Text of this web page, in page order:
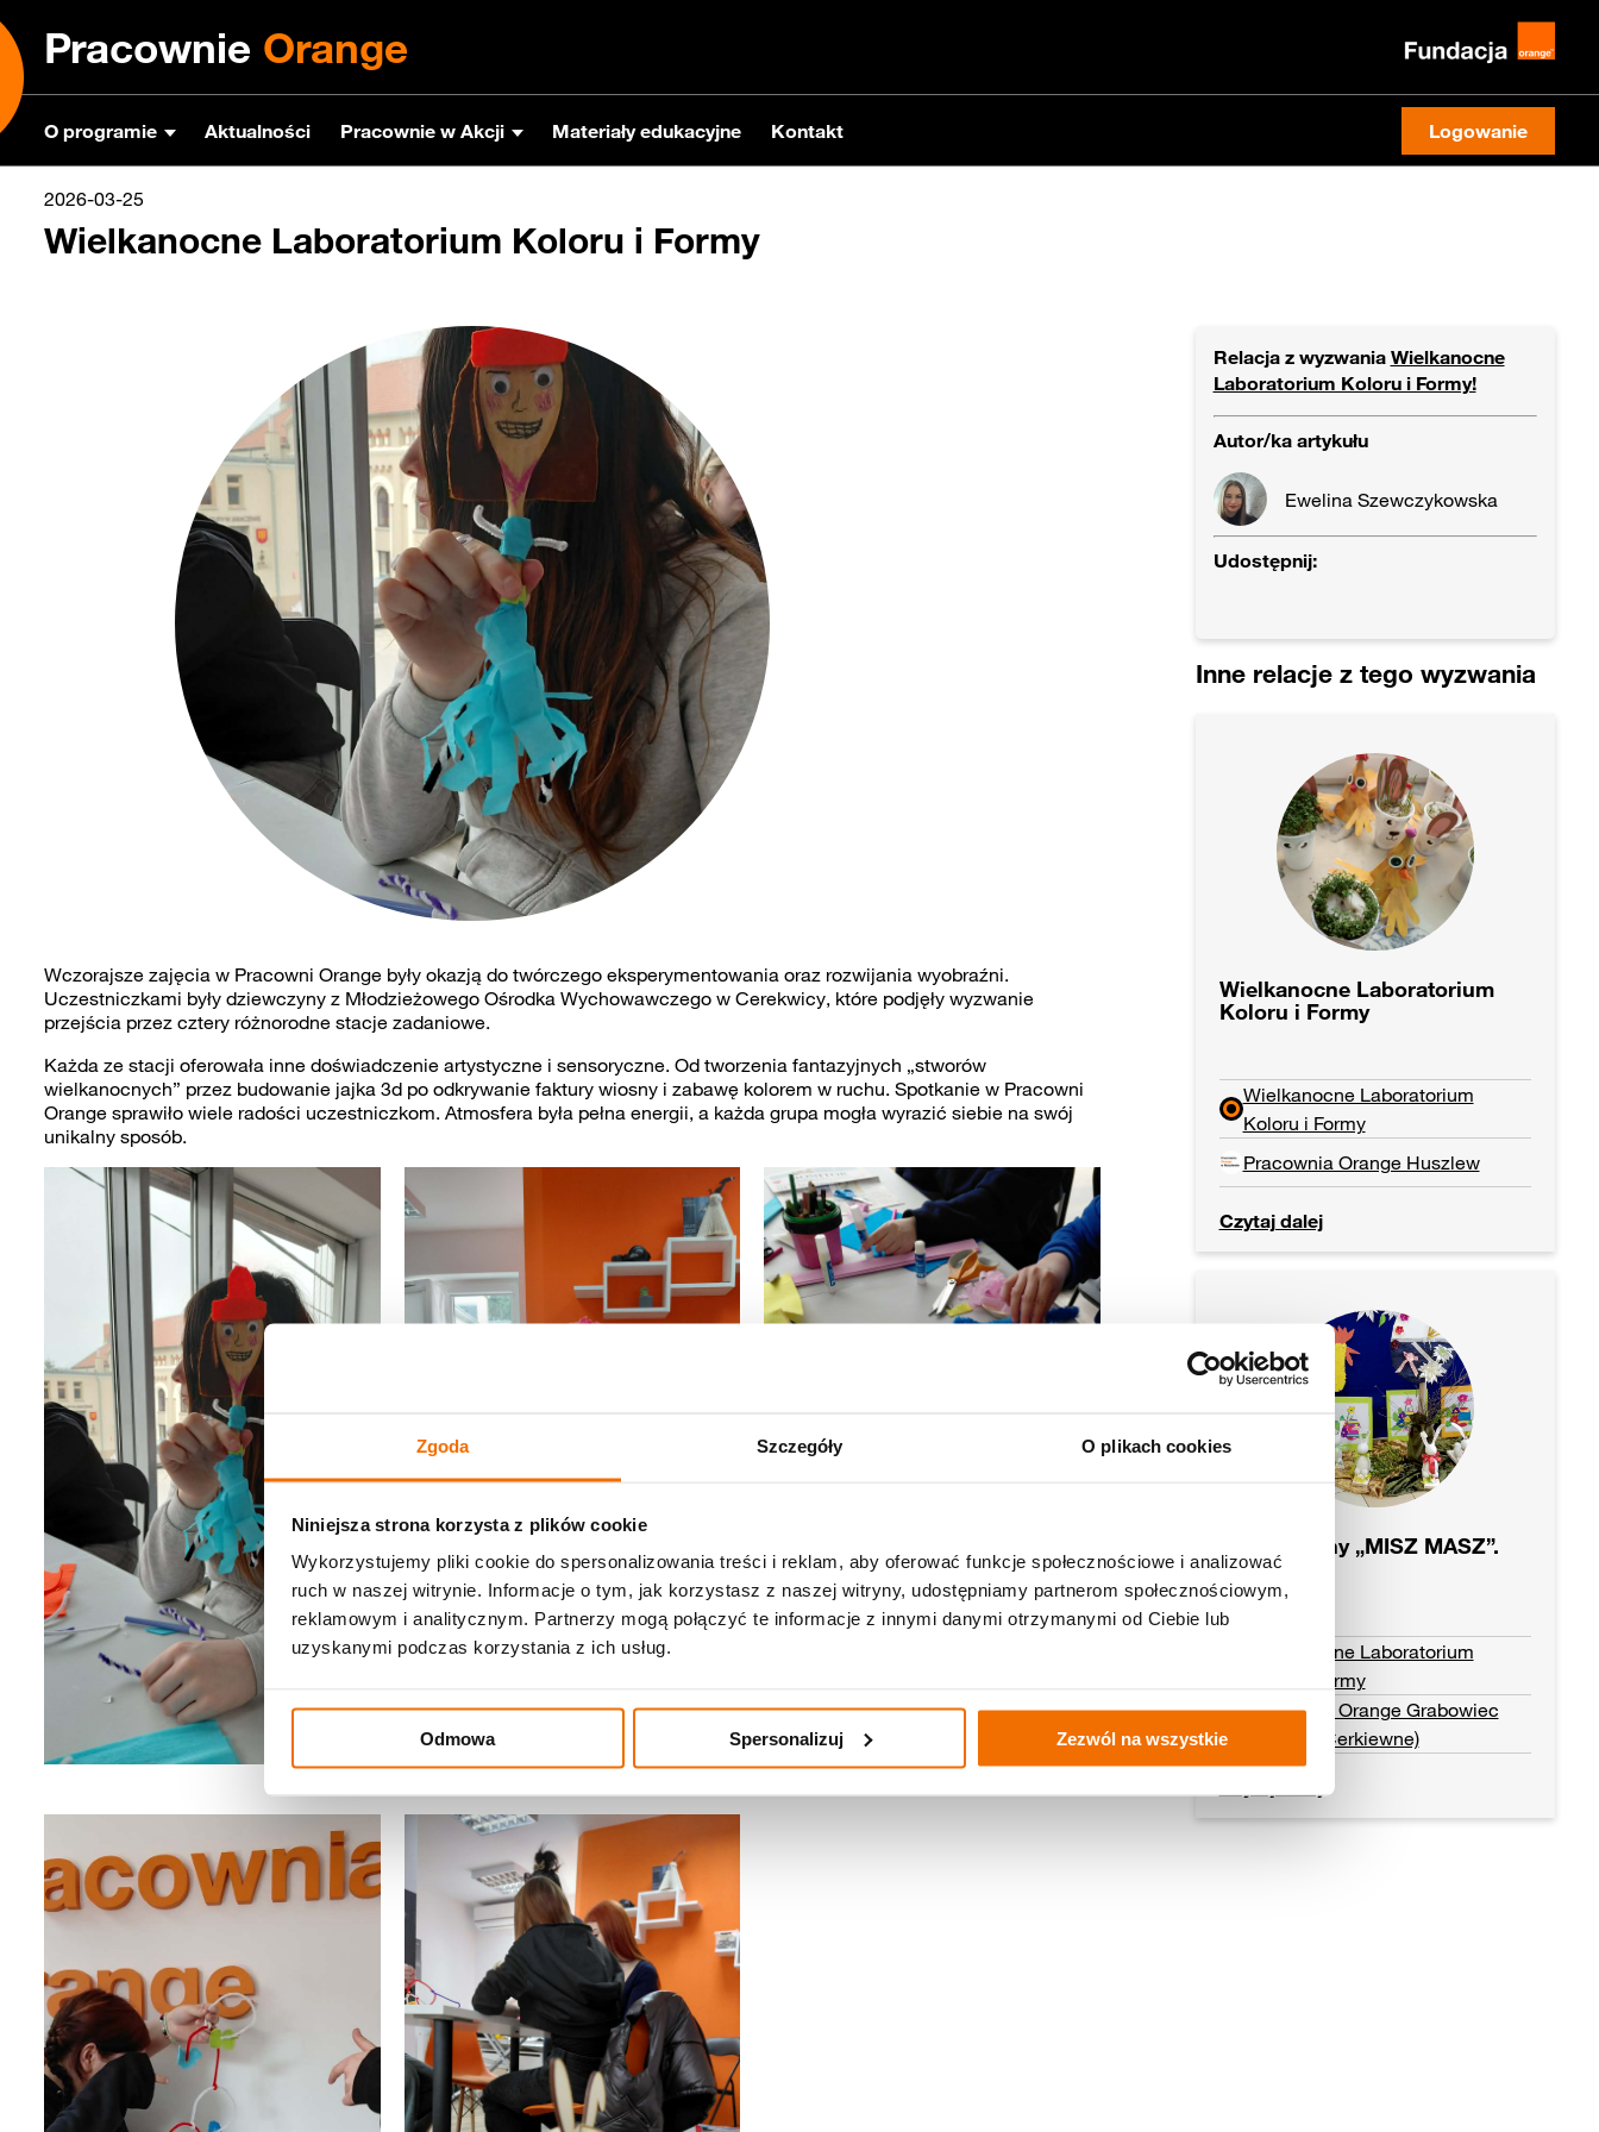
Zgoda Szczegóły O plikach cookies
Niniejsza strona korzysta z plików cookie
Wykorzystujemy pliki cookie do spersonalizowania treści i reklam, aby oferować funkcje społecznościowe i analizować
ruch w naszej witrynie. Informacje o tym, jak korzystasz z naszej witryny, udostępniamy partnerom społecznościowym,
reklamowym i analitycznym. Partnerzy mogą połączyć te informacje z innymi danymi otrzymanymi od Ciebie lub
uzyskanymi podczas korzystania z ich usług.
Odmowa Spersonalizuj Zezwól na wszystkie
Pracownie Orange
O programie Aktualności Pracownie w Akcji Materiały edukacyjne Kontakt Logowanie
2026-03-25
Wielkanocne Laboratorium Koloru i Formy
Wczorajsze zajęcia w Pracowni Orange były okazją do twórczego eksperymentowania oraz rozwijania wyobraźni.
Uczestniczkami były dziewczyny z Młodzieżowego Ośrodka Wychowawczego w Cerekwicy, które podjęły wyzwanie
przejścia przez cztery różnorodne stacje zadaniowe.
Każda ze stacji oferowała inne doświadczenie artystyczne i sensoryczne. Od tworzenia fantazyjnych „stworów
wielkanocnych” przez budowanie jajka 3d po odkrywanie faktury wiosny i zabawę kolorem w ruchu. Spotkanie w Pracowni
Orange sprawiło wiele radości uczestniczkom. Atmosfera była pełna energii, a każda grupa mogła wyrazić siebie na swój
unikalny sposób.
Relacja z wyzwania Wielkanocne
Laboratorium Koloru i Formy!
Autor/ka artykułu
Ewelina Szewczykowska
Udostępnij:
Inne relacje z tego wyzwania
Wielkanocne Laboratorium
Koloru i Formy
Wielkanocne Laboratorium
Koloru i Formy
Pracownia Orange Huszlew
Czytaj dalej
Wielkanocny „MISZ MASZ”.
Wielkanocne Laboratorium
Koloru i Formy
Pracownia Orange Grabowiec
(Dubicze Cerkiewne)